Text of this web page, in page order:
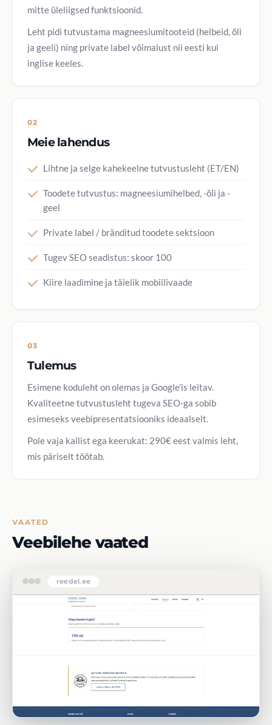
mitte üleliigsed funktsioonid.
Leht pidi tutvustama magneesiumitooteid (helbeid, õli
ja geeli) ning private label võimalust nii eesti kui
inglise keeles.
02
Meie lahendus
Lihtne ja selge kahekeelne tutvustusleht (ET/EN)
Toodete tutvustus: magneesiumihelbed, -õli ja -
geel
Private label / bränditud toodete sektsioon
Tugev SEO seadistus: skoor 100
Kiire laadimine ja täielik mobiilivaade
03
Tulemus
Esimene koduleht on olemas ja Google'is leitav.
Kvaliteetne tutvustusleht tugeva SEO-ga sobib
esimeseks veebipresentatsiooniks ideaalselt.
Pole vaja kallist ega keerukat: 290€ eest valmis leht,
mis päriselt töötab.
VAATED
Veebilehe vaated
reedel.ee